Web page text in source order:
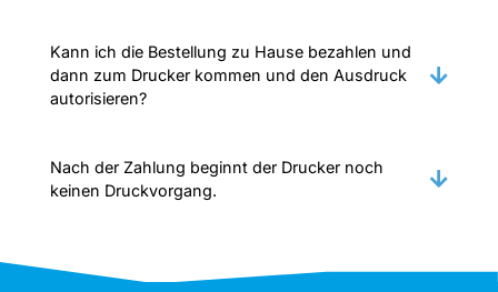
Kann ich die Bestellung zu Hause bezahlen und
dann zum Drucker kommen und den Ausdruck
autorisieren?
Nach der Zahlung beginnt der Drucker noch
keinen Druckvorgang.